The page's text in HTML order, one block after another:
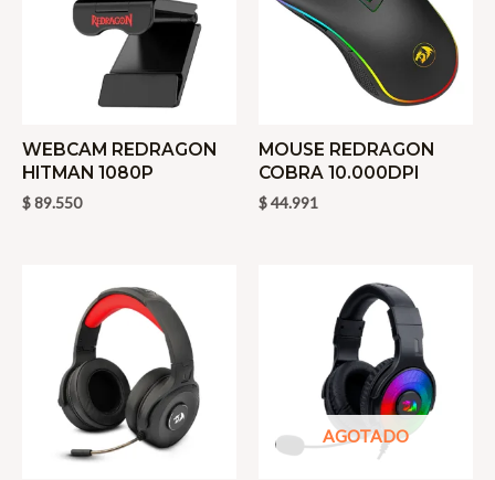
WEBCAM REDRAGON
HITMAN 1080P
$89.550
MOUSE REDRAGON
COBRA 10.000DPI
$44.991
AGOTADO